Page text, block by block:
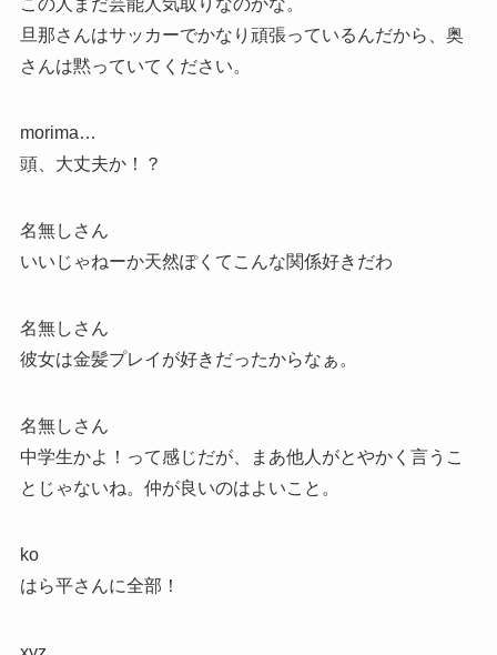
この人まだ芸能人気取りなのかな。
旦那さんはサッカーでかなり頑張っているんだから、奥
さんは黙っていてください。
morima…
頭、大丈夫か！？
名無しさん
いいじゃねーか天然ぽくてこんな関係好きだわ
名無しさん
彼女は金髪プレイが好きだったからなぁ。
名無しさん
中学生かよ！って感じだが、まあ他人がとやかく言うこ
とじゃないね。仲が良いのはよいこと。
ko
はら平さんに全部！